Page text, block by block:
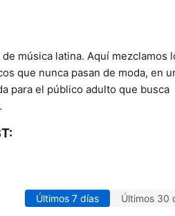
música latina. Aquí mezclamos
que nunca pasan de moda, en
para el público adulto que busca
Últimos 7 días Últimos 30